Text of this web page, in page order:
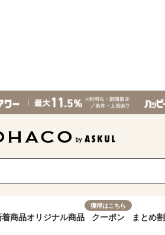
着商品オリジナル商品
獲得はこちら
クーポン まとめ割